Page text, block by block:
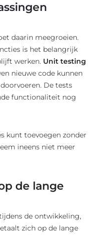
daarin meegroeien.
is het belangrijk
werken. Unit testing
nieuwe code kunnen
De tests
functionaliteit nog
kunt toevoegen zonder
ineens niet meer
de lange
de ontwikkeling,
zich op de lange